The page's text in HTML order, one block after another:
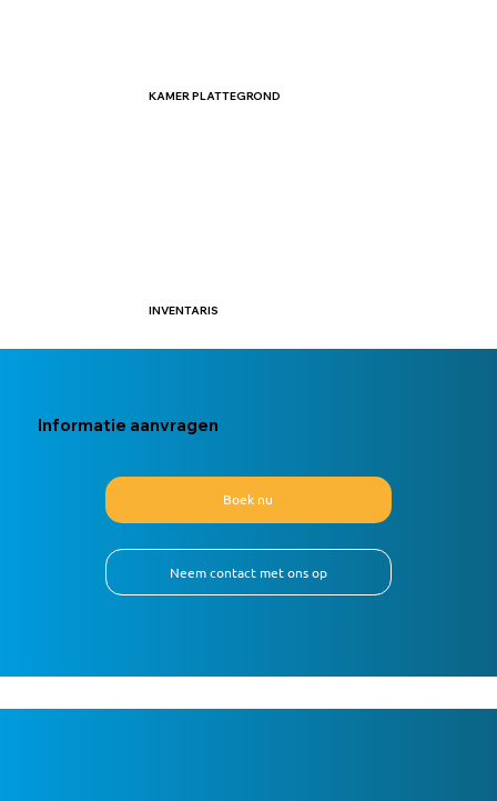
KAMER PLATTEGROND
INVENTARIS
Informatie aanvragen
Neem contact met ons op
Boek nu